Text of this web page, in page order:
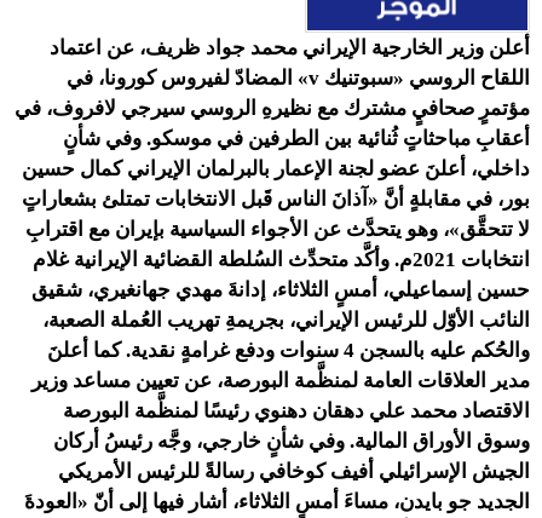
أعلن وزير الخارجية الإيراني محمد جواد ظريف، عن اعتماد
اللقاح الروسي «سبوتنيك v» المضادّ لفيروس كورونا، في
مؤتمرٍ صحافيٍ مشترك مع نظيرهِ الروسي سيرجي لافروف، في
أعقابِ مباحثاتٍ ثُنائية بين الطرفين في موسكو. وفي شأنٍ
داخلي، أعلنَ عضو لجنة الإعمار بالبرلمان الإيراني كمال حسين
بور، في مقابلةٍ أنَّ «آذانَ الناس قَبل الانتخابات تمتلئ بشعاراتٍ
لا تتحقَّق»، وهو يتحدَّث عن الأجواء السياسية بإيران مع اقترابِ
انتخابات 2021م. وأكَّد متحدِّث السُلطة القضائية الإيرانية غلام
حسين إسماعيلي، أمسٍ الثلاثاء، إدانةَ مهدي جهانغيري، شقيق
النائب الأوّل للرئيس الإيراني، بجريمةِ تهريب العُملة الصعبة،
والحُكم عليه بالسجن 4 سنوات ودفع غرامةٍ نقدية. كما
أعلنَ
مدير العلاقات العامة لمنظَّمة البورصة، عن تعيين مساعد وزير
الاقتصاد محمد علي دهقان دهنوي رئيسًا لمنظَّمة البورصة
وسوق الأوراق المالية. وفي شأنٍ خارجي، وجَّه رئيسُ أركان
الجيش الإسرائيلي أفيف كوخافي رسالةً للرئيس الأمريكي
الجديد جو بايدن، مساءَ أمسٍ الثلاثاء، أشار فيها إلى أنّ «العودةَ